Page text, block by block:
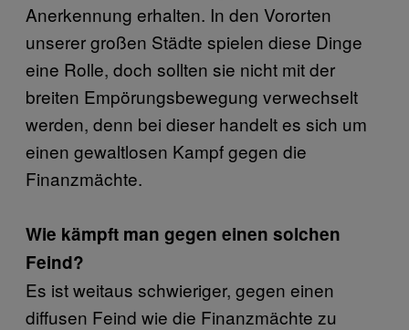
Anerkennung erhalten. In den Vororten
unserer großen Städte spielen diese Dinge
eine Rolle, doch sollten sie nicht mit der
breiten Empörungsbewegung verwechselt
werden, denn bei dieser handelt es sich um
einen gewaltlosen Kampf gegen die
Finanzmächte.
Wie kämpft man gegen einen solchen
Feind?
Es ist weitaus schwieriger, gegen einen
diffusen Feind wie die Finanzmächte zu